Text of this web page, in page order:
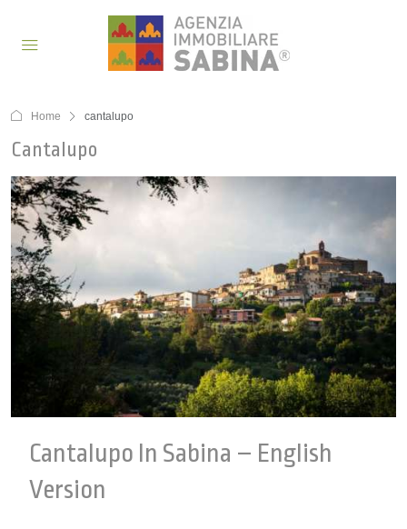
Home cantalupo
Cantalupo
Cantalupo In Sabina – English
Version